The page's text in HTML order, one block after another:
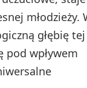
młodzieży.
głębię tej
wpływem